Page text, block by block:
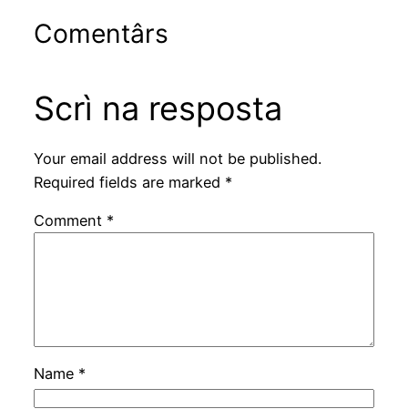
Comentârs
Scrì na resposta
Your email address will not be published.
Required fields are marked *
Comment *
Name *